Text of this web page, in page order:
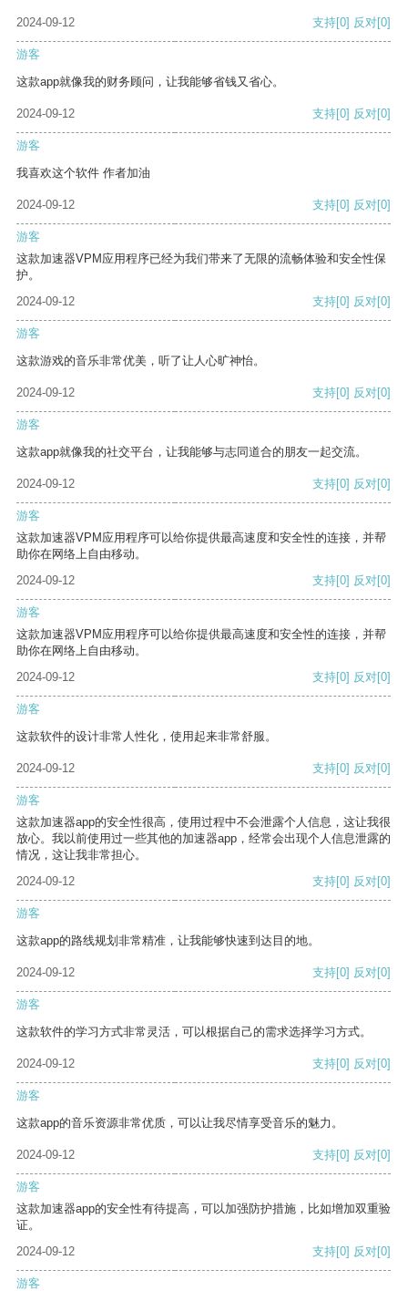
2024-09-12 支持[0] 反对[0]
游客
这款app就像我的财务顾问，让我能够省钱又省心。
2024-09-12 支持[0] 反对[0]
游客
我喜欢这个软件 作者加油
2024-09-12 支持[0] 反对[0]
游客
这款加速器VPM应用程序已经为我们带来了无限的流畅体验和安全性保
护。
2024-09-12
支持[0] 反对[0]
游客
这款游戏的音乐非常优美，听了让人心旷神怡。
2024-09-12 支持[0] 反对[0]
游客
这款app就像我的社交平台，让我能够与志同道合的朋友一起交流。
2024-09-12 支持[0] 反对[0]
游客
这款加速器VPM应用程序可以给你提供最高速度和安全性的连接，并帮
助你在网络上自由移动。
2024-09-12
支持[0] 反对[0]
游客
这款加速器VPM应用程序可以给你提供最高速度和安全性的连接，并帮
助你在网络上自由移动。
2024-09-12
支持[0] 反对[0]
游客
这款软件的设计非常人性化，使用起来非常舒服。
2024-09-12 支持[0] 反对[0]
游客
这款加速器app的安全性很高，使用过程中不会泄露个人信息，这让我很
放心。我以前使用过一些其他的加速器app，经常会出现个人信息泄露的
情况，这让我非常担心。
2024-09-12
支持[0] 反对[0]
游客
这款app的路线规划非常精准，让我能够快速到达目的地。
2024-09-12 支持[0] 反对[0]
游客
这款软件的学习方式非常灵活，可以根据自己的需求选择学习方式。
2024-09-12 支持[0] 反对[0]
游客
这款app的音乐资源非常优质，可以让我尽情享受音乐的魅力。
2024-09-12 支持[0] 反对[0]
游客
这款加速器app的安全性有待提高，可以加强防护措施，比如增加双重验
证。
2024-09-12
支持[0] 反对[0]
游客